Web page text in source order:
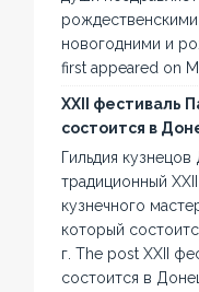
новогодними и
first appeared on
XXII фестиваль
состоится в
Гильдия
традиционный
кузнечного
который
г. The post XXII
состоится в